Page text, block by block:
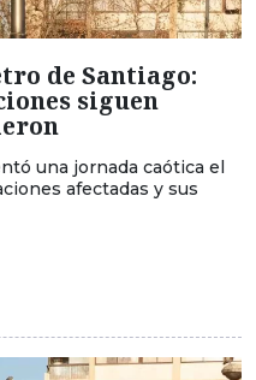
de Santiago:
siguen
una jornada caótica el
afectadas y sus